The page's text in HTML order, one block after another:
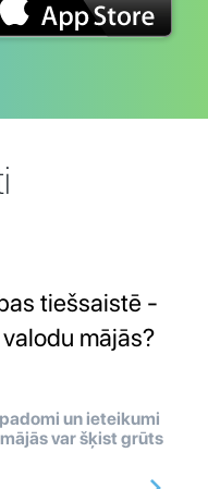
tiešsaistē -
mājās?
un ieteikumi
var šķist grūts